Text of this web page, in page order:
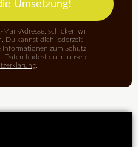
Umsetzung!
Mail-Adresse, schicken wir
Du kannst dich jederzeit
Informationen zum Schutz
Daten findest du in unserer